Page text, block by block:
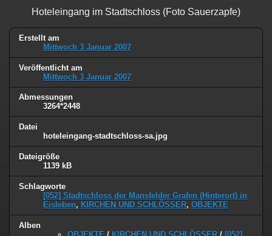
Hoteleingang im Stadtschloss (Foto Sauerzapfe)
Erstellt am
Mittwoch 3 Januar 2007
Veröffentlicht am
Mittwoch 3 Januar 2007
Abmessungen
3264*2448
Datei
hoteleingang-stadtschloss-sa.jpg
Dateigröße
1139 kB
Schlagworte
[052] Stadtschloss der Mansfelder Grafen (Hinterort) in
Eisleben, KIRCHEN UND SCHLÖSSER, OBJEKTE
Alben